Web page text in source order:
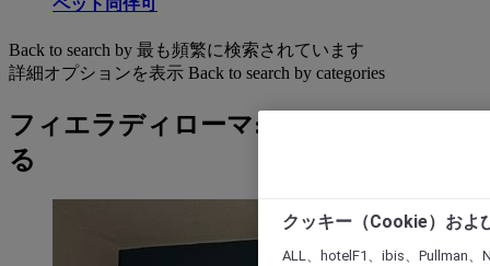
ペット同伴可
Back to search by 最も頻繁に検索されています
詳細オプションを表示 Back to search by categories
フィエラディローマ: ホテルを検索す
る
クッキー（Cookie）およ
ALL、hotelF1、ibis、Pullman